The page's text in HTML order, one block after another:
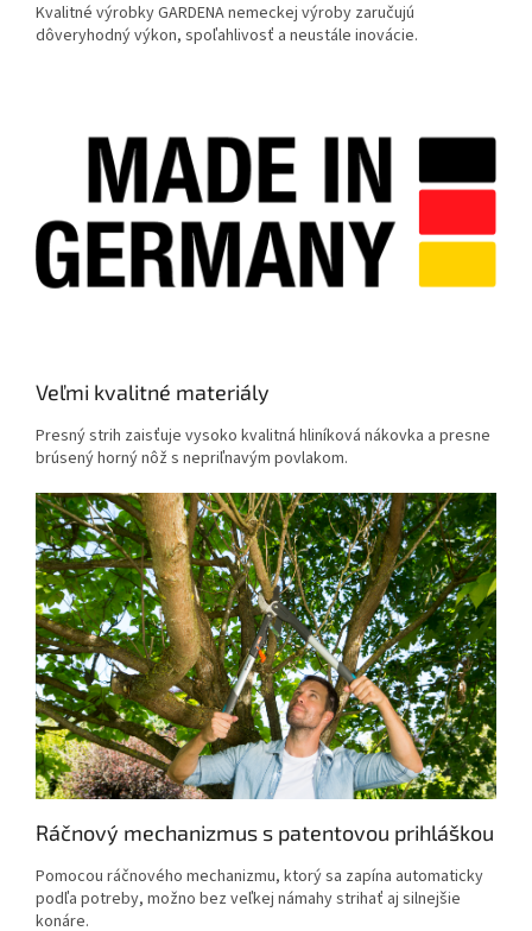
Kvalitné výrobky GARDENA nemeckej výroby zaručujú
dôveryhodný výkon, spoľahlivosť a neustále inovácie.
Veľmi kvalitné materiály
Presný strih zaisťuje vysoko kvalitná hliníková nákovka a presne
brúsený horný nôž s nepriľnavým povlakom.
Ráčnový mechanizmus s patentovou prihláškou
Pomocou ráčnového mechanizmu, ktorý sa zapína automaticky
podľa potreby, možno bez veľkej námahy strihať aj silnejšie
konáre.